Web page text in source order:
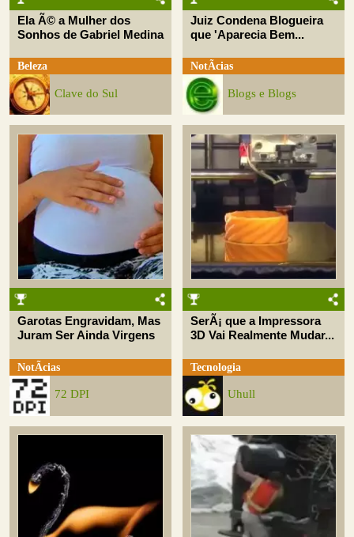
Ela Ã© a Mulher dos
Sonhos de Gabriel Medina
Beleza
Clave do Sul
Juiz Condena Blogueira
que 'Aparecia Bem...
NotÃ­cias
Blogs e Blogs
Garotas Engravidam, Mas
Juram Ser Ainda Virgens
NotÃ­cias
72 DPI
SerÃ¡ que a Impressora
3D Vai Realmente Mudar...
Tecnologia
Uhull